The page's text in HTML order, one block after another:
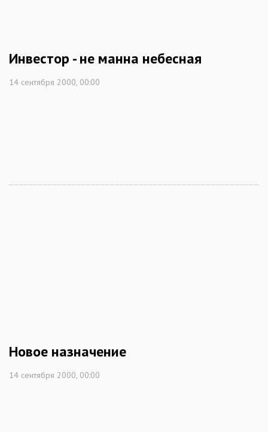
Инвестор - не манна небесная
14 сентября 2000, 00:00
Новое назначение
14 сентября 2000, 00:00